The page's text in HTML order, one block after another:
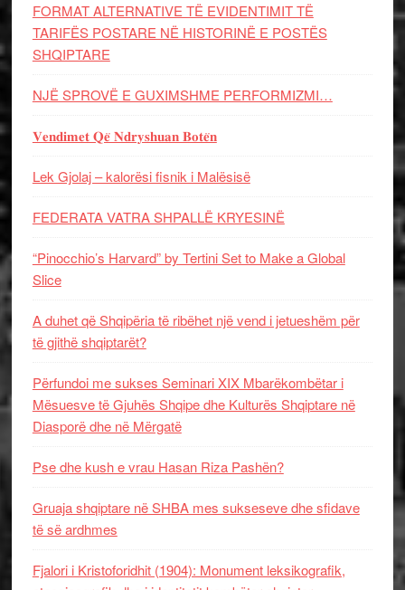
FORMAT ALTERNATIVE TË EVIDENTIMIT TË
TARIFËS POSTARE NË HISTORINË E POSTËS
SHQIPTARE
NJË SPROVË E GUXIMSHME PERFORMIZMI…
𝐕𝐞𝐧𝐝𝐢𝐦𝐞𝐭 𝐐𝐞̈ 𝐍𝐝𝐫𝐲𝐬𝐡𝐮𝐚𝐧 𝐁𝐨𝐭𝐞̈𝐧
Lek Gjolaj – kalorësi fisnik i Malësisë
FEDERATA VATRA SHPALLË KRYESINË
“Pinocchio’s Harvard” by Tertini Set to Make a Global
Slice
A duhet që Shqipëria të ribëhet një vend i jetueshëm për
të gjithë shqiptarët?
Përfundoi me sukses Seminari XIX Mbarëkombëtar i
Mësuesve të Gjuhës Shqipe dhe Kulturës Shqiptare në
Diasporë dhe në Mërgatë
Pse dhe kush e vrau Hasan Riza Pashën?
Gruaja shqiptare në SHBA mes sukseseve dhe sfidave
të së ardhmes
Fjalori i Kristoforidhit (1904): Monument leksikografik,